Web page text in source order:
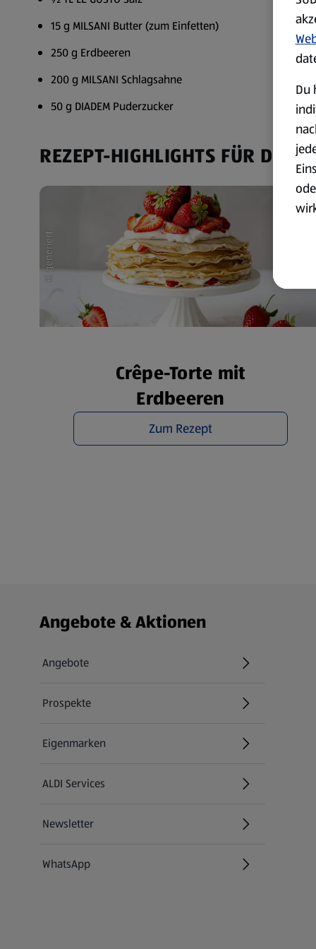
15 g MILSANI Butter (zum Einfetten)
250 g Erdbeeren
200 g MILSANI Schlagsahne
50 g DIADEM Puderzucker
REZEPT-HIGHLIGHTS FÜR DICH
Crêpe-Torte mit
Erdbeeren
Zum Rezept
Fußzeilenmenü - weitere Links
Angebote & Aktionen
Angebote
Prospekte
Eigenmarken
ALDI Services
Newsletter
WhatsApp
Du